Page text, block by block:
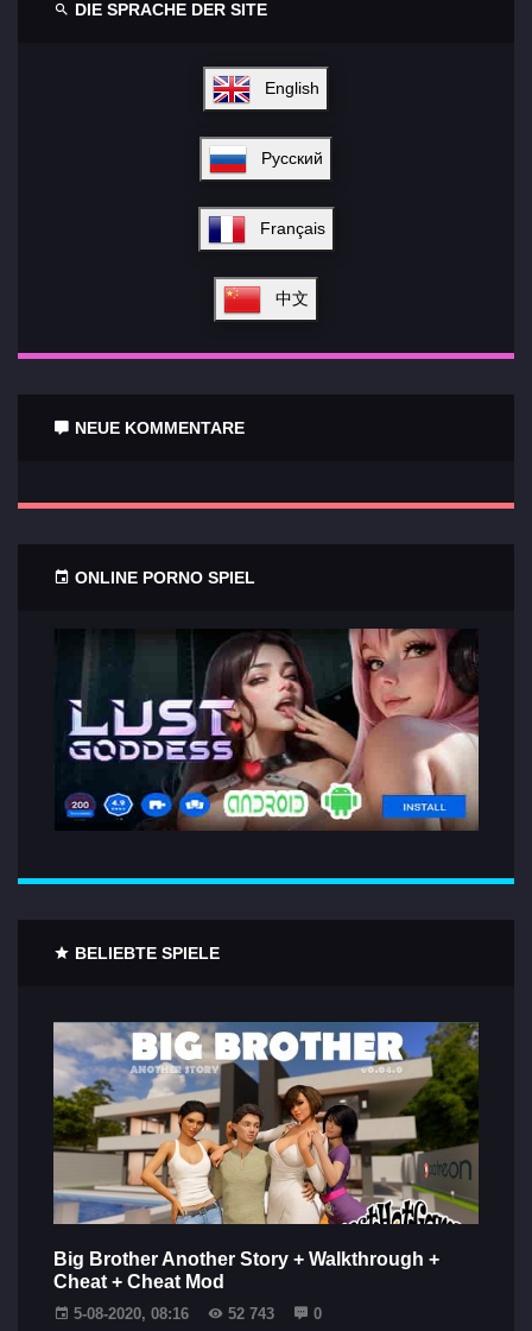
DIE SPRACHE DER SITE
English
Русский
Français
中文
NEUE KOMMENTARE
ONLINE PORNO SPIEL
BELIEBTE SPIELE
Big Brother Another Story + Walkthrough +
Cheat + Cheat Mod
5-08-2020, 08:16 52 743 0